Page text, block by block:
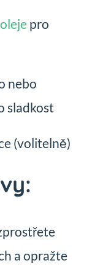
pro
nebo
sladkost
(volitelně)
a opražte